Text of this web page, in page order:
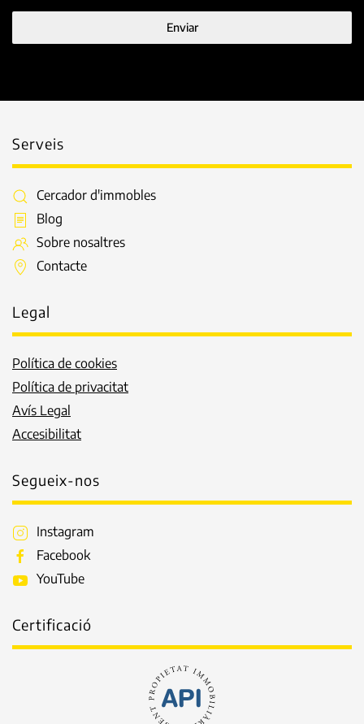
Enviar
Serveis
Cercador d'immobles
Blog
Sobre nosaltres
Contacte
Legal
Política de cookies
Política de privacitat
Avís Legal
Accesibilitat
Segueix-nos
Instagram
Facebook
YouTube
Certificació